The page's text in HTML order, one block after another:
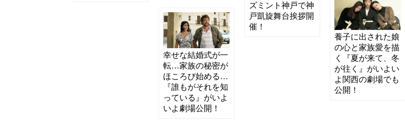
ズミント神戸で神
戸凱旋舞台挨拶開
催！
養子に出された娘
の心と家族愛を描
く『夏が来て、冬
が往く』がいよい
よ関西の劇場でも
公開！
幸せな結婚式が一
転…家族の秘密が
ほころび始める…
『誰もがそれを知
っている』がいよ
いよ劇場公開！